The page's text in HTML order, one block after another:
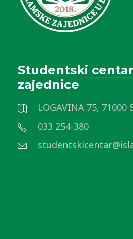
Studentski
zajednice
LOGAVINA 75, 71000
033 254-380